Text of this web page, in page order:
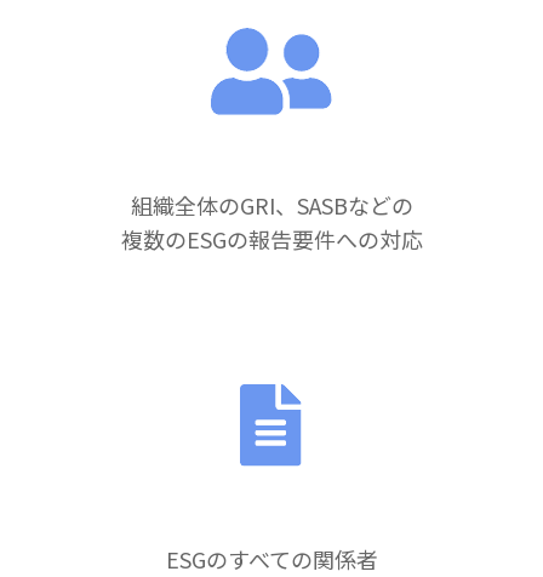
組織全体のGRI、SASBなどの
複数のESGの報告要件への対応
ESGのすべての関係者